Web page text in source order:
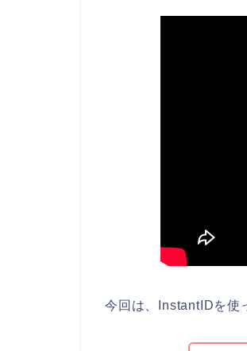
今回は、InstantIDを使